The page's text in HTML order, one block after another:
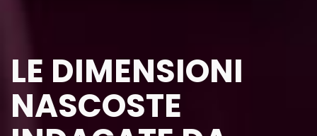
LE DIMENSIONI
NASCOSTE